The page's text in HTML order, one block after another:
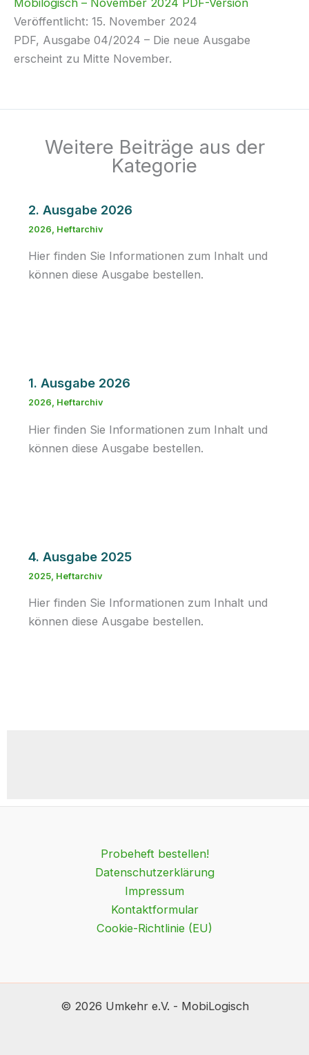
Veröffentlicht: 15. November 2024
PDF, Ausgabe 04/2024 – Die neue Ausgabe
erscheint zu Mitte November.
Weitere Beiträge aus der
Kategorie
2. Ausgabe 2026
2026 Heftarchiv
Hier finden Sie Informationen zum Inhalt und
können diese Ausgabe bestellen.
1. Ausgabe 2026
2026, Heftarchiv
Hier finden Sie Informationen zum Inhalt und
können diese Ausgabe bestellen.
4. Ausgabe 2025
2025 Heftarchiv
Hier finden Sie Informationen zum Inhalt und
können diese Ausgabe bestellen.
Probeheft bestellen!
Datenschutzerklärung
Impressum
Kontaktformular
Cookie-Richtlinie (EU)
© 2026 Umkehr e.V. - MobiLogisch